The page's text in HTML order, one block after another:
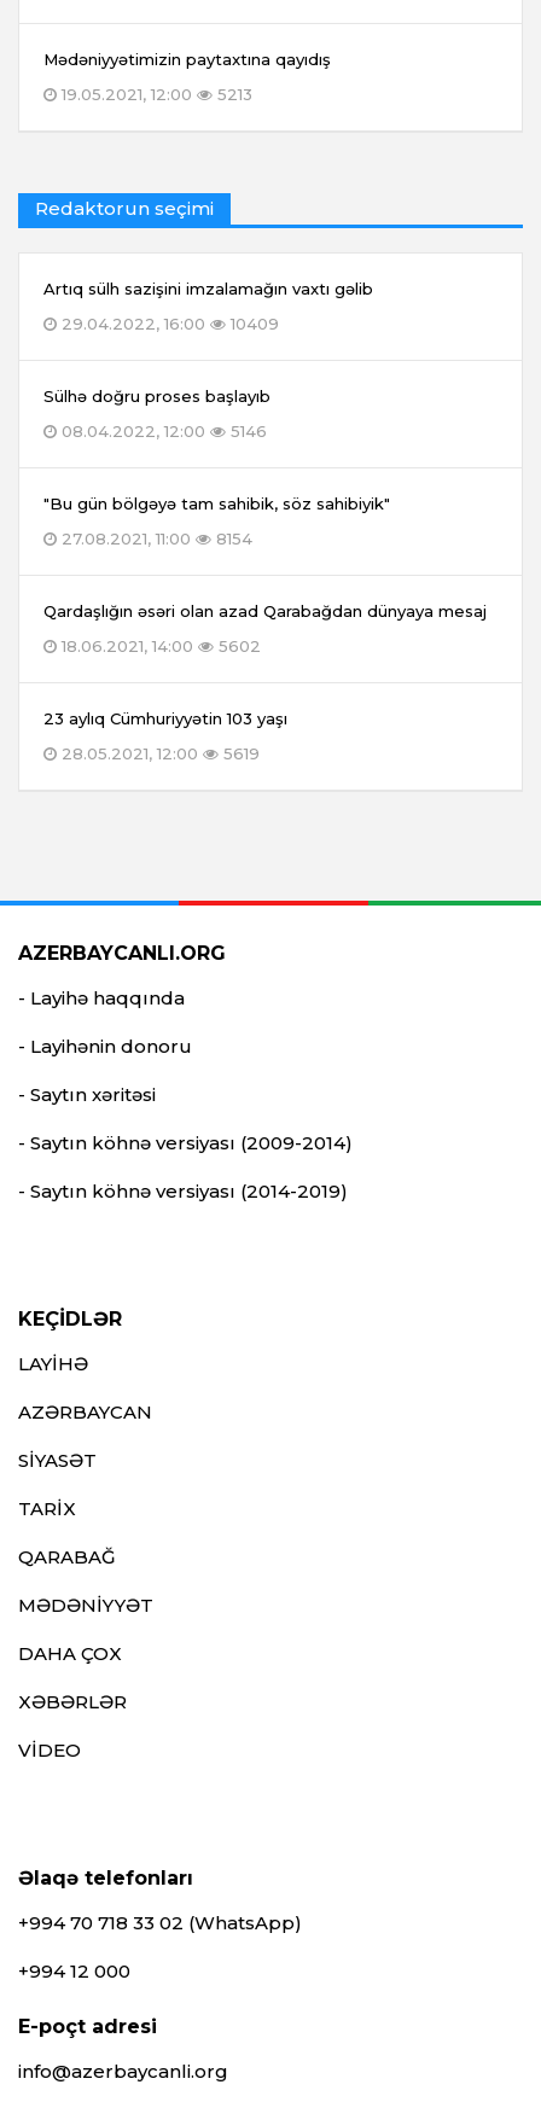
Mədəniyyətimizin paytaxtına qayıdış
19.05.2021, 12:00
5213
Redaktorun seçimi
Artıq sülh sazişini imzalamağın vaxtı gəlib
29.04.2022, 16:00
10409
Sülhə doğru proses başlayıb
08.04.2022, 12:00
5146
"Bu gün bölgəyə tam sahibik, söz sahibiyik"
27.08.2021, 11:00
8154
Qardaşlığın əsəri olan azad Qarabağdan dünyaya mesaj
18.06.2021, 14:00
5602
23 aylıq Cümhuriyyətin 103 yaşı
28.05.2021, 12:00
5619
AZERBAYCANLI.ORG
- Layihə haqqında
- Layihənin donoru
- Saytın xəritəsi
- Saytın köhnə versiyası (2009-2014)
- Saytın köhnə versiyası (2014-2019)
KEÇİDLƏR
LAYİHƏ
AZƏRBAYCAN
SİYASƏT
TARİX
QARABAĞ
MƏDƏNİYYƏT
DAHA ÇOX
XƏBƏRLƏR
VİDEO
Əlaqə telefonları
+994 70 718 33 02 (WhatsApp)
+994 12 000
E-poçt adresi
info@azerbaycanli.org